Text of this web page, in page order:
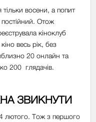
восени, а попит
Отож
кіноклуб
весь рік, без
20 онлайн та
200 глядачів.
ЗВИКНУТИ
лютого. Тож з першого